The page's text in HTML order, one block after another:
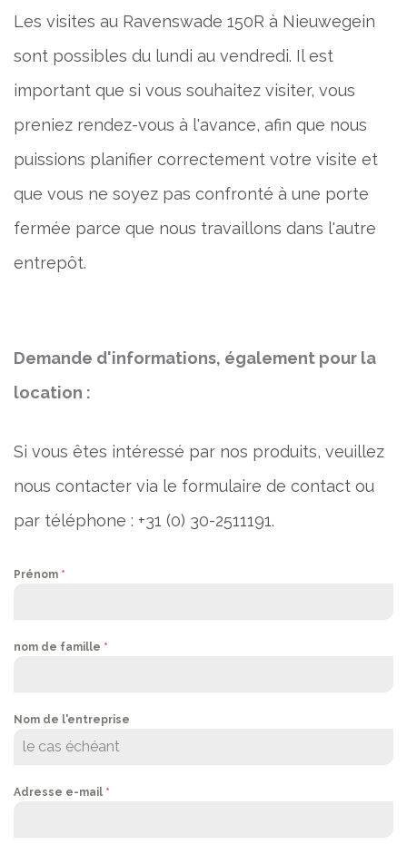
Les visites au Ravenswade 150R à Nieuwegein
sont possibles du lundi au vendredi. Il est
important que si vous souhaitez visiter, vous
preniez rendez-vous à l'avance, afin que nous
puissions planifier correctement votre visite et
que vous ne soyez pas confronté à une porte
fermée parce que nous travaillons dans l'autre
entrepôt.
Demande d'informations, également pour la
location :
Si vous êtes intéressé par nos produits, veuillez
nous contacter via le formulaire de contact ou
par téléphone : +31 (0) 30-2511191.
Prénom *
nom de famille *
Nom de l'entreprise
Adresse e-mail *